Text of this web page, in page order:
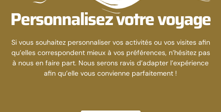
Personnalisez votre voyage
Si vous souhaitez personnaliser vos activités ou vos visites afin
qu’elles correspondent mieux à vos préférences, n’hésitez pas
à nous en faire part. Nous serons ravis d’adapter l’expérience
afin qu’elle vous convienne parfaitement !